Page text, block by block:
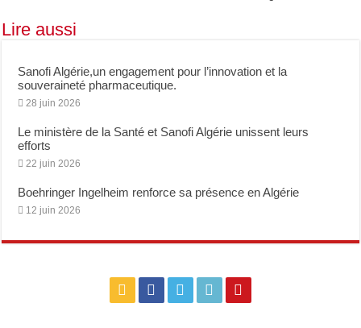
Lire aussi
Sanofi Algérie,un engagement pour l’innovation et la
souveraineté pharmaceutique.
28 juin 2026
Le ministère de la Santé et Sanofi Algérie unissent leurs
efforts
22 juin 2026
Boehringer Ingelheim renforce sa présence en Algérie
12 juin 2026